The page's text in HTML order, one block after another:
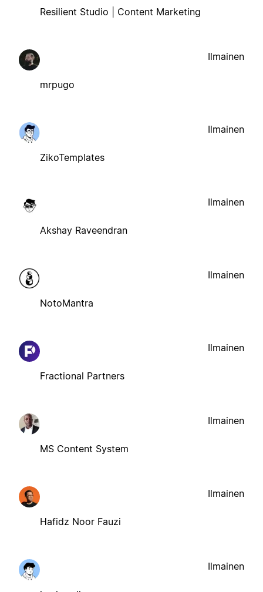
Resilient Studio | Content Marketing
mrpugo
Ilmainen
ZikoTemplates
Ilmainen
Akshay Raveendran
Ilmainen
NotoMantra
Ilmainen
Fractional Partners
Ilmainen
MS Content System
Ilmainen
Hafidz Noor Fauzi
Ilmainen
Ilmainen